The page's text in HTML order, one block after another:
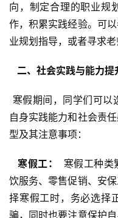
向，制定合理的职业规
作，积累实践经验。可
业规划指导，或者寻求老
二、社会实践与能力提
自身实践能力和社会责
型及其注意事项：
  寒假工：
寒假工种类
饮服务、零售促销、安
择寒假工时，务必选择
骗，同时也要注意保护